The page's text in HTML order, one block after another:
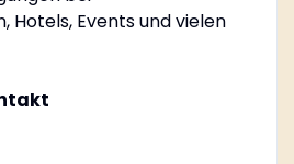
Hotels, Events und vielen